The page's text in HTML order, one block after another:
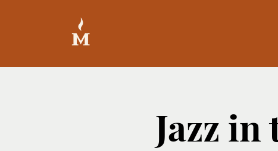
Jazz